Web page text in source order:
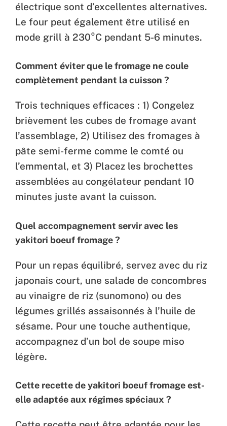
électrique sont d’excellentes alternatives.
Le four peut également être utilisé en
mode grill à 230°C pendant 5-6 minutes.
Comment éviter que le fromage ne coule
complètement pendant la cuisson ?
Trois techniques efficaces : 1) Congelez
brièvement les cubes de fromage avant
l’assemblage, 2) Utilisez des fromages à
pâte semi-ferme comme le comté ou
l’emmental, et 3) Placez les brochettes
assemblées au congélateur pendant 10
minutes juste avant la cuisson.
Quel accompagnement servir avec les
yakitori boeuf fromage ?
Pour un repas équilibré, servez avec du riz
japonais court, une salade de concombres
au vinaigre de riz (sunomono) ou des
légumes grillés assaisonnés à l’huile de
sésame. Pour une touche authentique,
accompagnez d’un bol de soupe miso
légère.
Cette recette de yakitori boeuf fromage est-
elle adaptée aux régimes spéciaux ?